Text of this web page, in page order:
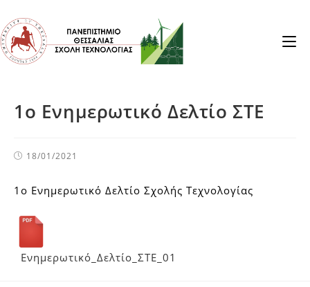
1ο Ενημερωτικό Δελτίο ΣΤΕ
18/01/2021
1ο Ενημερωτικό Δελτίο Σχολής Τεχνολογίας
Ενημερωτικό_Δελτίο_ΣΤΕ_01